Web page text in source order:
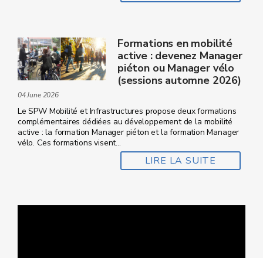
Formations en mobilité
active : devenez Manager
piéton ou Manager vélo
(sessions automne 2026)
04 June 2026
Le SPW Mobilité et Infrastructures propose deux formations
complémentaires dédiées au développement de la mobilité
active : la formation Manager piéton et la formation Manager
vélo. Ces formations visent...
LIRE LA SUITE